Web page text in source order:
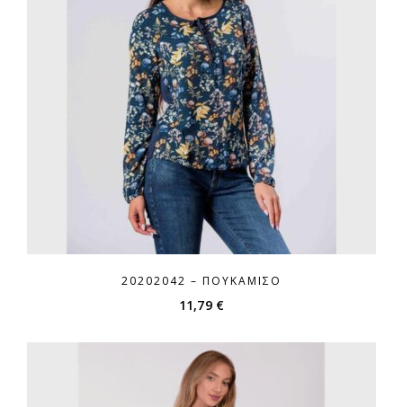
20202042 – ΠΟΥΚΆΜΙΣΟ
11,79 €